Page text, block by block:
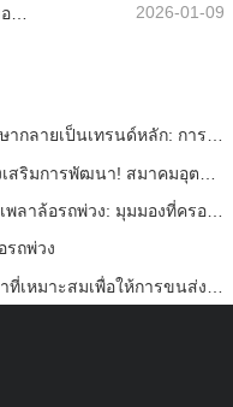
2026-01-09
เพลาเทรลเลอร์กึ่งพ่วงแบบไม่ต้องบำรุงรักษากลายเป็นเทรนด์หลัก: การวิเคราะห์หลักการทางเทคนิคและผลประโยชน์ที่แท้จริง
รถพ่วง